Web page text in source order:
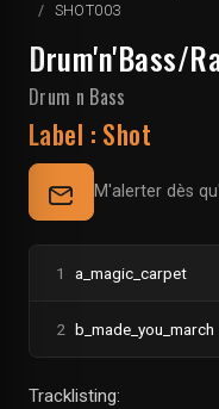
SHOT003
Drum'n'Bass/
Drum n Bass
Label : Shot
M'alerter dès
1 a_magic_carpet
2 b_made_you_march
Tracklisting: